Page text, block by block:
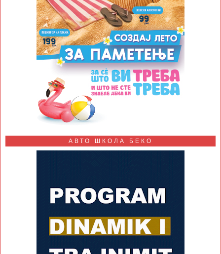
АВТО ШКОЛА БЕКО